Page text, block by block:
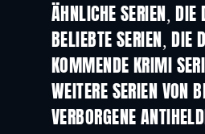
ÄHNLICHE SERIEN, DIE
Serie
BELIEBTE SERIEN, DIE
Serie
KOMMENDE KRIMIStaffel 6
WEITERE SERIEN VON
Serie
VERBORGENE